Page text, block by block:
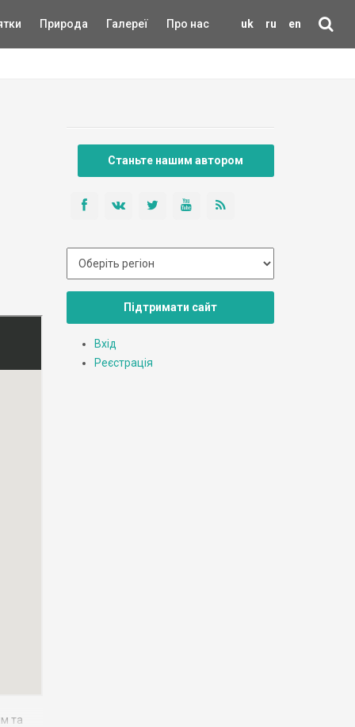
uk ru en
Природа Галереї Про нас
та
Станьте нашим автором
Підтримати сайт
Вхід
Реєстрація